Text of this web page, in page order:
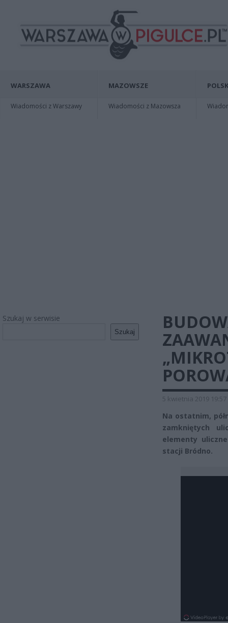
WARSZAWA
Wiadomości z Warszawy
MAZOWSZE
Wiadomości z Mazowsza
Szukaj w serwisie
Szukaj
5 kwietnia 2019 19:57
Na ostatnim,
zamkniętych
elementy
stacji Bródno.